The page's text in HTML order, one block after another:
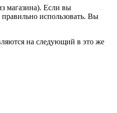
магазина). Если вы
использовать. Вы
на следующий в это же